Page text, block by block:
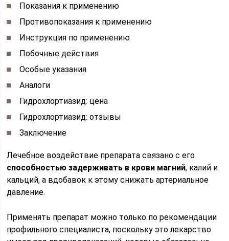
Показания к применению
Противопоказания к применению
Инструкция по применению
Побочные действия
Особые указания
Аналоги
Гидрохлортиазид: цена
Гидрохлортиазид: отзывы
Заключение
Лечебное воздействие препарата связано с его
способностью задерживать в крови магний, калий и
кальций, а вдобавок к этому снижать артериальное
давление.
Применять препарат можно только по рекомендации
профильного специалиста, поскольку это лекарство